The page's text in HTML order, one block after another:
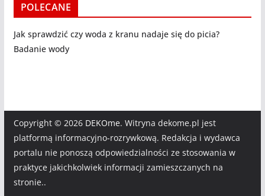
POLECANE
Jak sprawdzić czy woda z kranu nadaje się do picia?
Badanie wody
Copyright © 2026 DEKOme. Witryna dekome.pl jest
platformą informacyjno-rozrywkową. Redakcja i wydawca
portalu nie ponoszą odpowiedzialności ze stosowania w
praktyce jakichkolwiek informacji zamieszczanych na
stronie..